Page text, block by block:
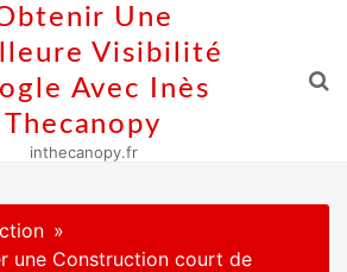
Une
Visibilité
Avec Inès
Thecanopy
inthecanopy.fr
une Construction court de